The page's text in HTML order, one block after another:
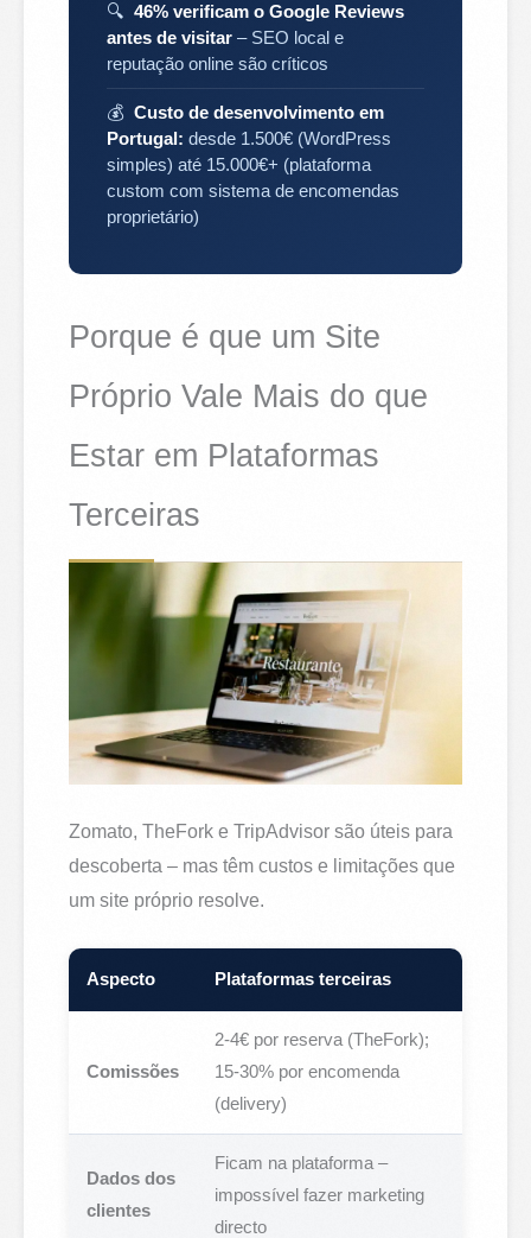
🔍46% verificam o Google Reviews
antes de visitar – SEO local e
reputação online são críticos
💰Custo de desenvolvimento em
Portugal: desde 1.500€ (WordPress
simples) até 15.000€+ (plataforma
custom com sistema de encomendas
proprietário)
Porque é que um Site
Próprio Vale Mais do que
Estar em Plataformas
Terceiras
Zomato, TheFork e TripAdvisor são úteis para
descoberta – mas têm custos e limitações que
um site próprio resolve.
Aspecto Plataformas terceiras
Comissões
2-4€ por reserva (TheFork);
15-30% por encomenda
(delivery)
Dados dos
clientes
Ficam na plataforma –
impossível fazer marketing
directo